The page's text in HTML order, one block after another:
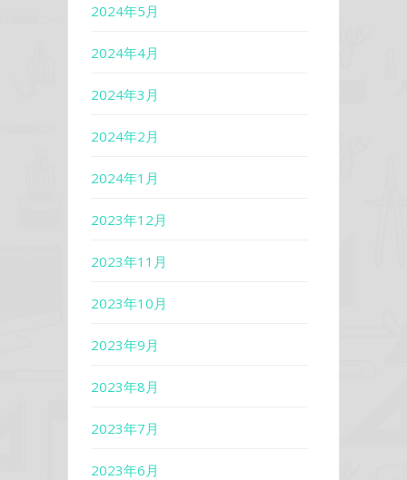
2024年5月
2024年4月
2024年3月
2024年2月
2024年1月
2023年12月
2023年11月
2023年10月
2023年9月
2023年8月
2023年7月
2023年6月